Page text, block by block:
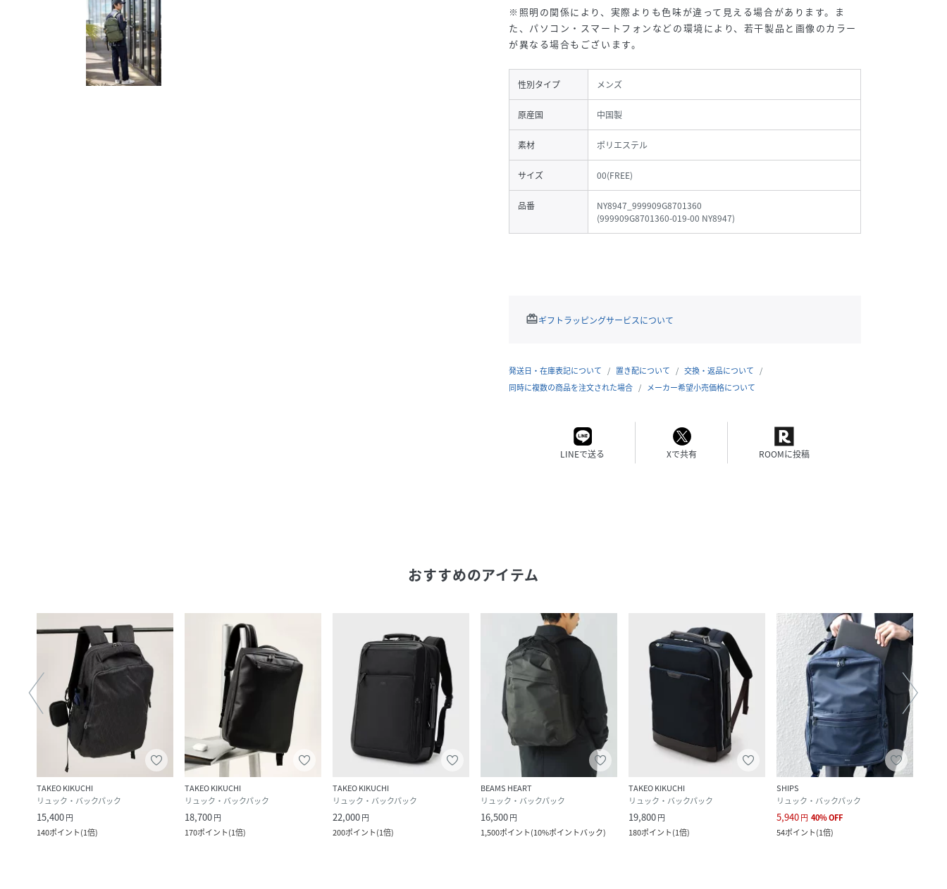
※照明の関係により、実際よりも色味が違って見える場合があります。ま
た、パソコン・スマートフォンなどの環境により、若干製品と画像のカラー
が異なる場合もございます。
性別タイプ メンズ
原産国 中国製
素材 ポリエステル
サイズ 00(FREE)
品番
NY8947_999909G8701360
(999909G8701360-019-00 NY8947)
redeemギフトラッピングサービスについて
発送日・在庫表記について 置き配について
交換・返品について
同時に複数の商品を注文された場合
メーカー希望小売価格について
LINEで送る Xで共有 ROOMに投稿
おすすめのアイテム
TAKEO KIKUCHI
リュック・バックパック
15,400円
140ポイント(1倍)
TAKEO KIKUCHI
リュック・バックパック
18,700円
170ポイント(1倍)
TAKEO KIKUCHI
リュック・バックパック
22,000円
200ポイント(1倍)
BEAMS HEART
リュック・バックパック
16,500円
1,500ポイント(10%ポイントバック)
TAKEO KIKUCHI
リュック・バックパック
19,800円
180ポイント(1倍)
SHIPS
リュック・バックパック
5,940円 40%OFF
54ポイント(1倍)